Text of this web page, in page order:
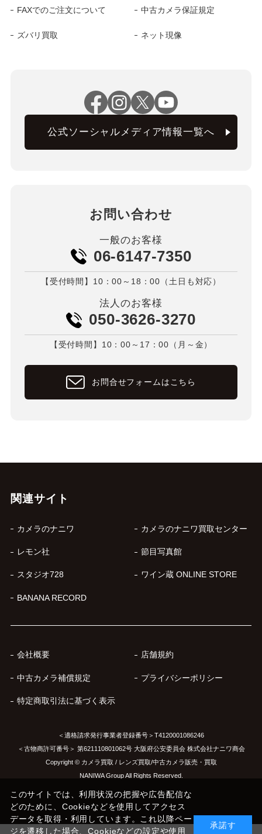
FAXでのご注文について 中古カメラ保証規定
ズバリ買取 ネット現像
公式ソーシャルメディア情報一覧へ
お問い合わせ
一般のお客様
06-6147-7350
【受付時間】10：00～18：00（土日も対応）
法人のお客様
050-3626-3270
【受付時間】10：00～17：00（月～金）
お問合せフォームはこちら
関連サイト
カメラのナニワ カメラのナニワ買取センター
レモン社 節目写真館
スタジオ728 ワイン蔵 ONLINE STORE
BANANA RECORD
会社概要 店舗規約
中古カメラ補償規定 プライバシーポリシー
特定商取引法に基づく表示
＜適格請求発行事業者登録番号＞T4120001086246
＜古物商許可番号＞ 第621110801062号 大阪府公安委員会 株式会社ナニワ商会
Copyright © カメラ買取 / レンズ買取/中古カメラ販売・買取
NANIWA Group All Rights Reserved.
このサイトでは、利用状況の把握や広告配信な
どのために、Cookieなどを使用してアクセス
データを取得・利用しています。これ以降ペー
ジを遷移した場合、Cookieなどの設定や使用
承諾す